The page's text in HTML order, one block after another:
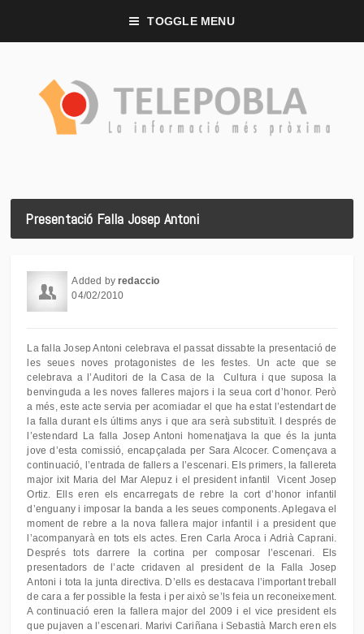
TOGGLE MENU
Presentació Falla Josep Antoni
Added byredaccio
04/02/2010
La falla Josep Antoni celebrava el passat dissabte la presentació de
les seues noves protagonistes de les festes. Un acte que se
celebrava a l’Auditori de la Casa de la Cultura i que suposa la
benvinguda a les noves falleres majors i la seua cort d’honor. Però
a més, este acte servia per acomiadar el que ha estat l’estendart de
la falla durant els últims anys i que ara serà substituït. I després de
l’estendard La falla Josep Antoni homenatjava la que és la junta
jove d’esta comissió, encapçalada per Sara Alcocer. Començava a
continuació, l’entrada de fallers a l’escenari. Els primers, la fallereta
major ixit Maria del Mar Alepuz i el president infantil Vicent Josep
Ortiz. Ells eren els encarregats de rebre la cort d’honor infantil
d’enguany i imposar la banda a les seues components. Aplegava el
moment de rebre a la nova fallera major infantil i a president que
l’acompanyarà en tots els actes. Eren Carla Aroca i Adrià Caprani.
Després tots darrere la cortina per composar l’escenari. Els
presentadors de l’acte cridaven al president de la Falla Josep
Antoni i tota la junta directiva. D’ells es destacava l’important treball
de cara a fer possible la festa i per això se’ls feia un reconeixement.
A continuació eren la fallera major del 2009 i el vice president els
que pujaven a l’escenari. Marivi Cariñana i Sebastià March eren els